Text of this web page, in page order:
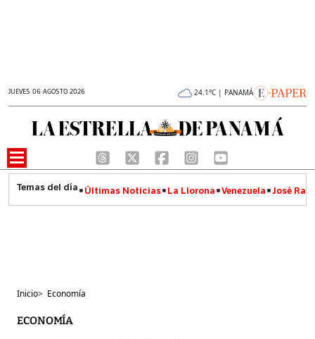
JUEVES 06 AGOSTO 2026 24.1°C | PANAMÁ
Últimas Noticias La Llorona Venezuela José
Inicio> Economía
ECONOMÍA